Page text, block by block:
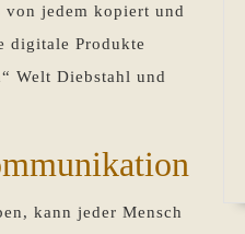
von jedem kopiert und
digitale Produkte
Welt Diebstahl und
kann jeder Mensch